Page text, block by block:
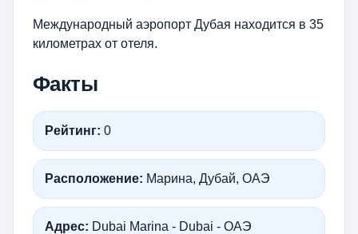
Международный аэропорт Дубая находится в 35
километрах от отеля.
Факты
Рейтинг: 0
Расположение: Марина, Дубай, ОАЭ
Адрес: Dubai Marina - Dubai - ОАЭ